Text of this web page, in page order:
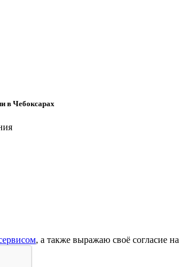
в Чебоксарах
, а также выражаю своё согласие на